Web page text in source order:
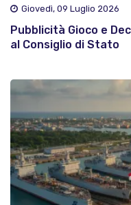
Giovedì, 09 Luglio 2026
Pubblicità Gioco e
al Consiglio di Stato